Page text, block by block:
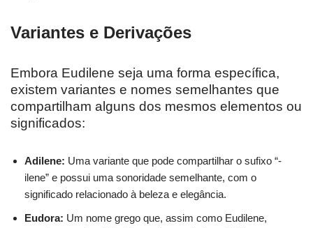
Variantes e Derivações
Embora Eudilene seja uma forma específica,
existem variantes e nomes semelhantes que
compartilham alguns dos mesmos elementos ou
significados:
Adilene: Uma variante que pode compartilhar o sufixo “-
ilene” e possui uma sonoridade semelhante, com o
significado relacionado à beleza e elegância.
Eudora: Um nome grego que, assim como Eudilene,